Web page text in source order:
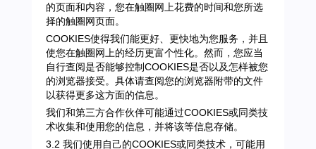
的页面和内容，您在触圈网上花费的时间和您所选
择的触圈网页面。
COOKIES使得我们能更好、更快地为您服务，并且
使您在触圈网上的经历更富个性化。然而，您应当
自行查阅是否能够控制COOKIES是否以及怎样被您
的浏览器接受。具体请查阅您的浏览器附带的文件
以获得更多这方面的信息。
我们和第三方合作伙伴可能通过COOKIES或同类技
术收集和使用您的信息，并将该等信息存储。
3.2 我们使用自己的COOKIES或同类技术，可能用